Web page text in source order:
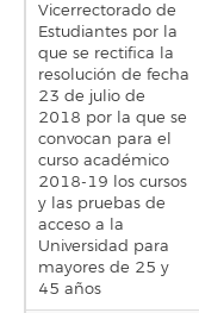
Vicerrectorado de
Estudiantes por la
que se rectifica la
resolución de fecha
23 de julio de
2018 por la que se
convocan para el
curso académico
2018-19 los cursos
y las pruebas de
acceso a la
Universidad para
mayores de 25 y
45 años